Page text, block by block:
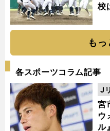
校
もっ
各スポーツコラム記事
宮
ウ
ル
J